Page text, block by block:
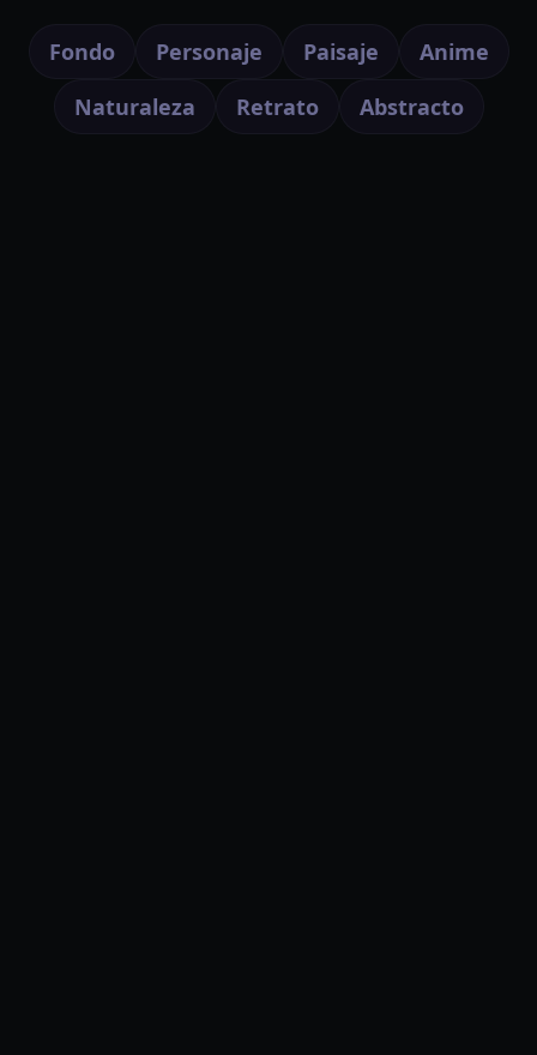
Fondo Personaje Paisaje
Anime
Naturaleza
Retrato Abstracto